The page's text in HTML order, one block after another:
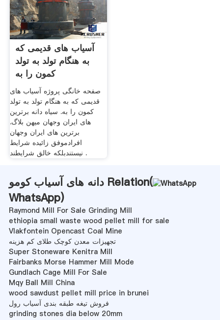
آسیاب های قدیمی که
به هنگام تولد به تولد
کمون را به
صفحه خانگی پروژه آسیاب های
قدیمی که به هنگام تولد به تولد
کمون را به. سیاه دانه برترین
های ایران وجهان میهن بلاگ.
برترین های ایران وجهان
افرادموفق زائیده شرایط
نیستندبلکه خالق شرایطند .
دانه های آسیاب کومو Relation(
WhatsApp)
Raymond Mill For Sale Grinding Mill
ethiopia small waste wood pellet mill for sale
Vlakfontein Opencast Coal Mine
تجهیزات معدن کوچک طلای کم هزینه
Super Stoneware Kenitra Mill
Fairbanks Morse Hammer Mill Mode
Gundlach Cage Mill For Sale
Mqy Ball Mill China
wood sawdust pellet mill price in brunei
فروش تیغه طبقه بندی آسیاب رول
grinding stones dia below 20mm